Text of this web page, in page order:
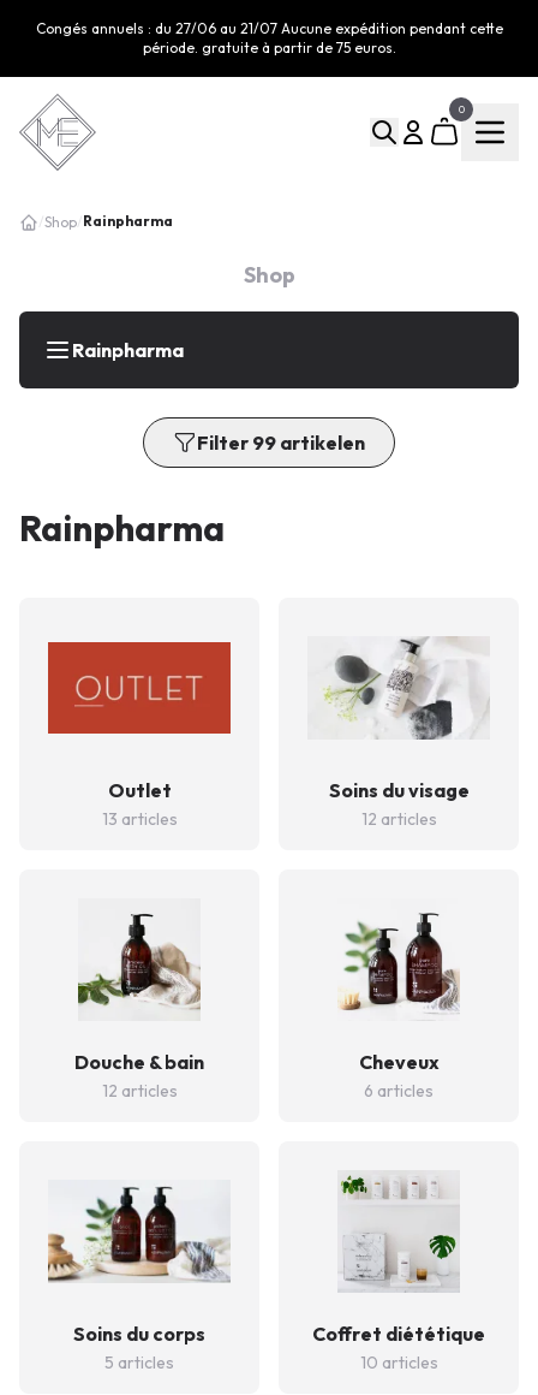
Congés annuels : du 27/06 au 21/07 Aucune expédition pendant cette
période. gratuite à partir de 75 euros.
0
/Shop/ Rainpharma
Shop
Rainpharma
Filter 99 artikelen
Rainpharma
Outlet
13 articles
Soins du visage
12 articles
Douche & bain
12 articles
Cheveux
6 articles
Soins du corps
5 articles
Coffret diététique
10 articles